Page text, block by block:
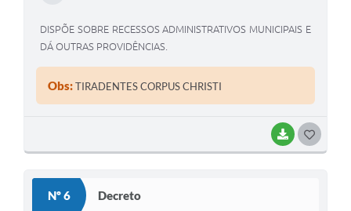
BAIXAR
DISPÕE SOBRE RECESSOS ADMINISTRATIVOS MUNICIPAIS E
DÁ OUTRAS PROVIDÊNCIAS.
Obs:TIRADENTES CORPUS CHRISTI
Nº 6 Decreto